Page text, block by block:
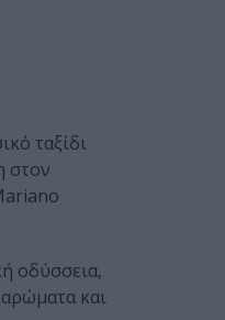
ταξίδι
στον
οδύσσεια,
και